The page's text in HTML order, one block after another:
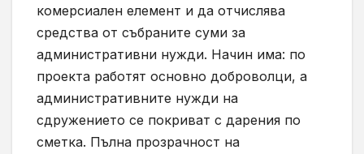
комерсиален елемент и да отчислява
средства от събраните суми за
административни нужди. Начин има: по
проекта работят основно доброволци, а
административните нужди на
сдружението се покриват с дарения по
сметка. Пълна прозрачност на